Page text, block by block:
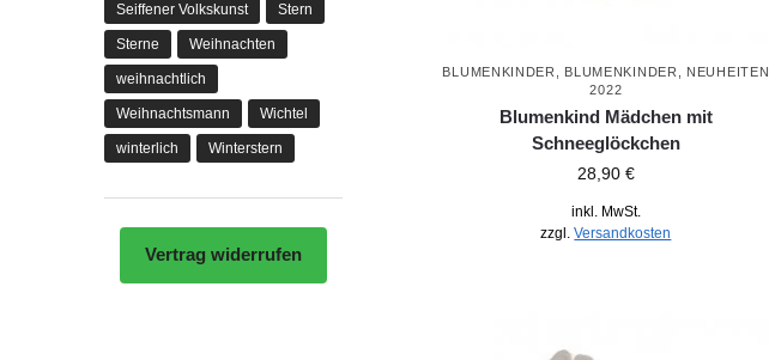
BLUMENKINDER BLUMENKINDER
NEUHEITEN
2022
Blumenkind Mädchen mit
Schneeglöckchen
28,90 €
inkl. MwSt.
zzgl.Versandkosten
Seiffener Volkskunst Stern
Sterne Weihnachten
weihnachtlich
Weihnachtsmann Wichtel
winterlich Winterstern
Vertrag widerrufen